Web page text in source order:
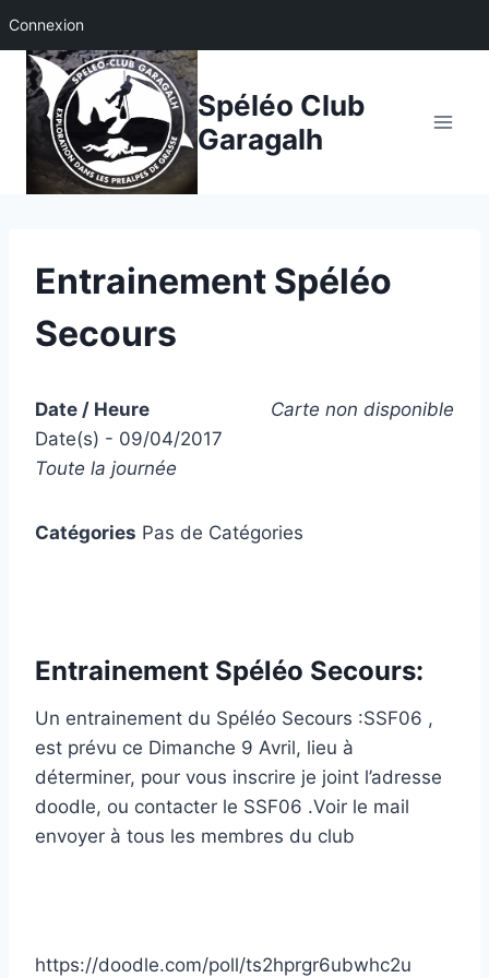
Connexion
Aller
contenu
Spéléo Club
Garagalh
Entrainement Spéléo
Secours
Carte non disponible
Date / Heure
Date(s) - 09/04/2017
Toute la journée
Catégories Pas de Catégories
Entrainement Spéléo Secours:
Un entrainement du Spéléo Secours :SSF06 ,
est prévu ce Dimanche 9 Avril, lieu à
déterminer, pour vous inscrire je joint l’adresse
doodle, ou contacter le SSF06 .Voir le mail
envoyer à tous les membres du club
https://doodle.com/poll/ts2hprgr6ubwhc2u